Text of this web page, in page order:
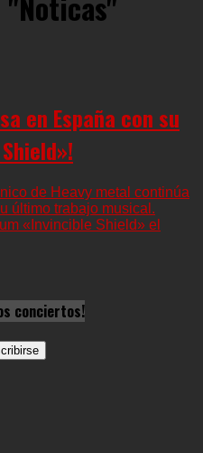
en España con su
de Heavy metal continúa
último trabajo musical.
«Invincible Shield» el
conciertos!